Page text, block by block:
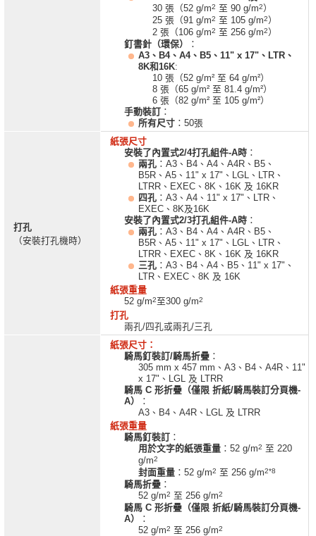
30 張（52 g/m2 至 90 g/m2）
25 張（91 g/m2 至 105 g/m2）
2 張（106 g/m2 至 256 g/m2）
釘書針（環保）
：
A3、B4、A4、B5、11" x 17"、LTR、
8K和16K:
10 張（52 g/m² 至 64 g/m²）
8 張（65 g/m² 至 81.4 g/m²）
6 張（82 g/m² 至 105 g/m²）
手動裝訂 ：
所有尺寸 ：50張
打孔
（安裝打孔機時）
紙張尺寸
安裝了內置式2/4打孔組件-A時 ：
兩孔 ：A3、B4、A4、A4R、B5、
B5R、A5、11" x 17"、LGL、LTR、
LTRR、EXEC、8K、16K 及 16KR
四孔 ：A3、A4、11" x 17"、LTR、
EXEC、8K及16K
安裝了內置式2/3打孔組件-A時 ：
兩孔 ：A3、B4、A4、A4R、B5、
B5R、A5、11" x 17"、LGL、LTR、
LTRR、EXEC、8K、16K 及 16KR
三孔 ：A3、B4、A4、B5、11" x 17"、
LTR、EXEC、8K 及 16K
紙張重量
52 g/m2至300 g/m2
打孔
兩孔/四孔或兩孔/三孔
紙張尺寸：
騎馬釘裝訂/騎馬折疊 ：
305 mm x 457 mm、A3、B4、A4R、11"
x 17"、LGL 及 LTRR
騎馬 C 形折疊（僅限 折紙/騎馬裝訂分頁機-
A）
：
A3、B4、A4R、LGL 及 LTRR
紙張重量
騎馬釘裝訂 ：
用於文字的紙張重量 ：52 g/m2 至 220
g/m2
封面重量 ：52 g/m2 至 256 g/m2*8
騎馬折疊 ：
52 g/m2 至 256 g/m2
騎馬 C 形折疊（僅限 折紙/騎馬裝訂分頁機-
A）
：
52 g/m2 至 256 g/m2